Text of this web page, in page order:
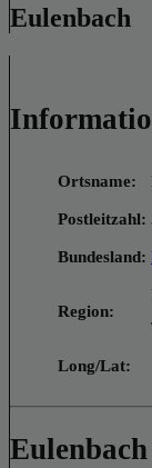
Eulenbach
Ortsname:
Postleitzahl:
Bundesland:
Region:
Long/Lat: